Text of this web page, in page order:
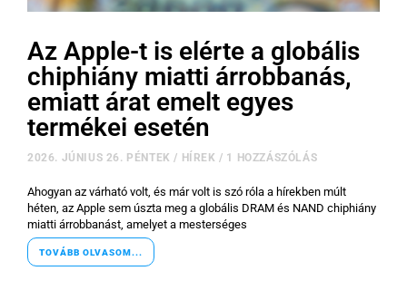
Az Apple-t is elérte a globális
chiphiány miatti árrobbanás,
emiatt árat emelt egyes
termékei esetén
2026. JÚNIUS 26. PÉNTEK / HÍREK / 1 HOZZÁSZÓLÁS
Ahogyan az várható volt, és már volt is szó róla a hírekben múlt
héten, az Apple sem úszta meg a globális DRAM és NAND chiphiány
miatti árrobbanást, amelyet a mesterséges
TOVÁBB OLVASOM...